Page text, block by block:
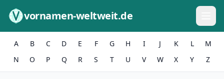
vornamen-weltweit.de
A B C D E F G H I J K L
M
N
O P Q R S T U V W X Y Z